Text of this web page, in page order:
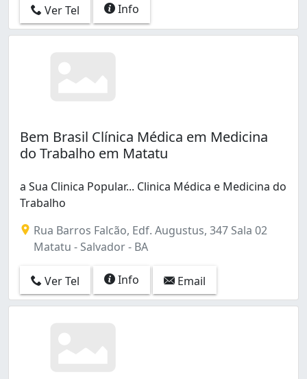
Ver Tel Info
Bem Brasil Clínica Médica em Medicina
do Trabalho em Matatu
a Sua Clinica Popular... Clinica Médica e Medicina do
Trabalho
Rua Barros Falcão, Edf. Augustus, 347 Sala 02
Matatu - Salvador - BA
Ver Tel Info Email